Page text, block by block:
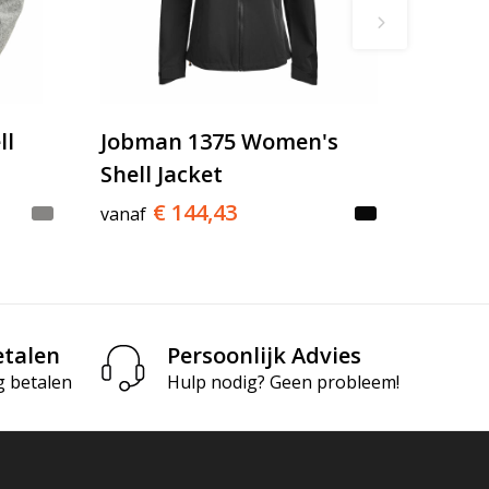
Jobman 1375 Women's
Shell Jacket
vanaf € 144,43
betalen
Persoonlijk Advies
Hulp nodig? Geen probleem!